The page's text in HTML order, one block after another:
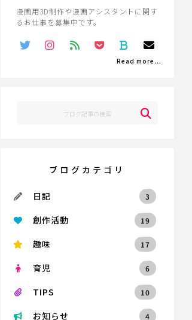
漫画用3D制作や漫画アシスタントに関す
るお仕事を募集中です。
Read more…
ブログカテゴリ
日記 3
創作活動 19
趣味 17
育児 6
TIPS 10
お知らせ 4